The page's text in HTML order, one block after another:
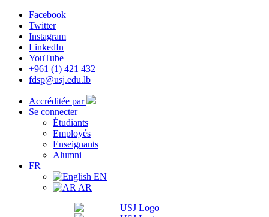
Facebook
Twitter
Instagram
LinkedIn
YouTube
+961 (1) 421 432
fdsp@usj.edu.lb
Accréditée par
Se connecter
Étudiants
Employés
Enseignants
Alumni
FR
EN
AR